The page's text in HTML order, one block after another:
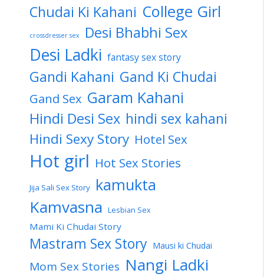
Chudai Ki Kahani College Girl
crossdresser sex Desi Bhabhi Sex
Desi Ladki fantasy sex story
Gandi Kahani Gand Ki Chudai
Gand Sex Garam Kahani
Hindi Desi Sex hindi sex kahani
Hindi Sexy Story Hotel Sex
Hot girl Hot Sex Stories
Jija Sali Sex Story kamukta
Kamvasna Lesbian Sex
Mami Ki Chudai Story
Mastram Sex Story Mausi ki Chudai
Mom Sex Stories Nangi Ladki